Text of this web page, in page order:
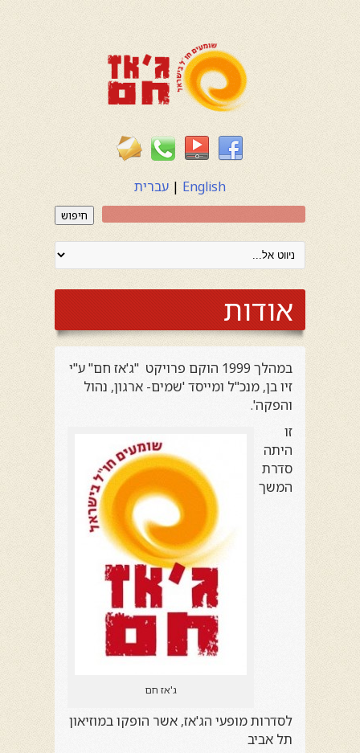
English
| עברית
חיפוש
אודות
במהלך 1999 הוקם פרויקט " ג'אז חם" ע"י
זיו בן, מנכ"ל ומייסד 'שמים- ארגון, נהול
והפקה'.
ג'אז חם
זו
היתה
סדרת
המשך
לסדרות מופעי הג'אז, אשר הופקו במוזיאון
תל אביב